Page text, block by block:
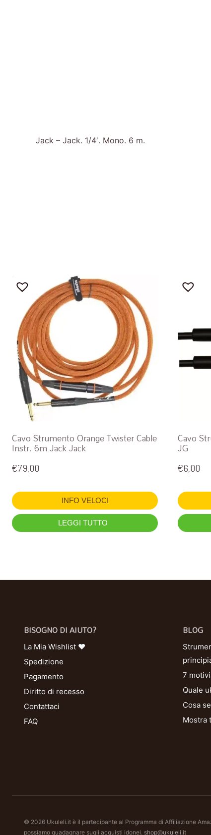
Jack – Jack. 1/4′. Mono. 6 m.
Cavo Strumento Orange Twister Cable
Instr. 6m Jack Jack
€79,00
INFO VELOCI
LEGGI TUTTO
Cavo
JG
€6,00
BISOGNO DI AIUTO?
La Mia Wishlist ❤
Spedizione
Pagamento
Diritto di recesso
Contattaci
FAQ
BLOG
7
Quale
Cosa
Mostra
© 2026 Ukuleli.it è il partecipante al Programma di Affiliazione
possiamo guadagnare sugli acquisti idonei. shop@ukuleli.it